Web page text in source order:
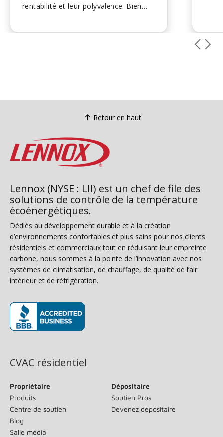
rentabilité et leur polyvalence. Bien
leur habitation permanente, ils sont
Retour en haut
Lennox (NYSE : LII) est un chef de file des
solutions de contrôle de la température
écoénergétiques.
Dédiés au développement durable et à la création
d’environnements confortables et plus sains pour nos clients
résidentiels et commerciaux tout en réduisant leur empreinte
carbone, nous sommes à la pointe de l’innovation avec nos
systèmes de climatisation, de chauffage, de qualité de l’air
intérieur et de réfrigération.
CVAC résidentiel
Propriétaire
Produits
Centre de soutien
Blog
Salle média
Dépositaire
Soutien Pros
Devenez dépositaire